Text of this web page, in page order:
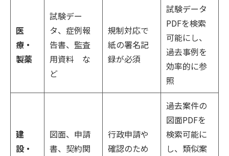
医
療・
製薬
試験デー
タ、症例報
告書、監査
用資料 な
ど
規制対応で
紙の署名記
録が必須
試験データ
PDFを検索
可能にし、
過去事例を
効率的に参
照
建
設・
図面、申請
書、契約関
行政申請や
確認のため
過去案件の
図面PDFを
検索可能に
し、類似案